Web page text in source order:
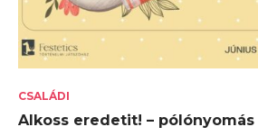
CSALÁDI
Alkoss eredetit! –